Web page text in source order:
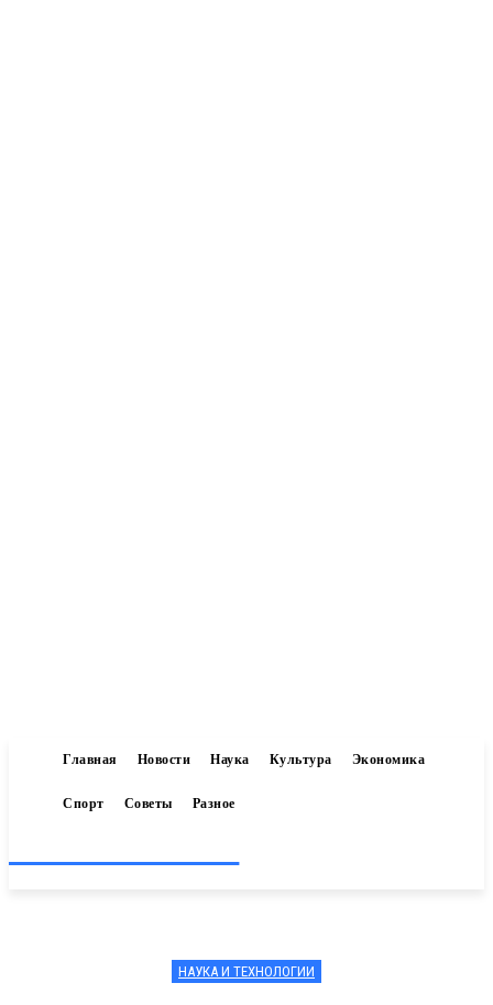
Главная Новости Наука Культура Экономика
Спорт Советы Разное
НАУКА И ТЕХНОЛОГИИ